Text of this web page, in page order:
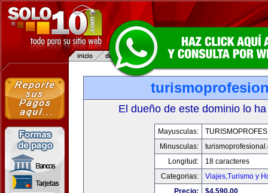
El dueño de este dominio lo
Mayusculas:
Minusculas:
Longitud:
18 caracteres
Categorias:
Viajes,Turismo y
Precio:
$4,590.00